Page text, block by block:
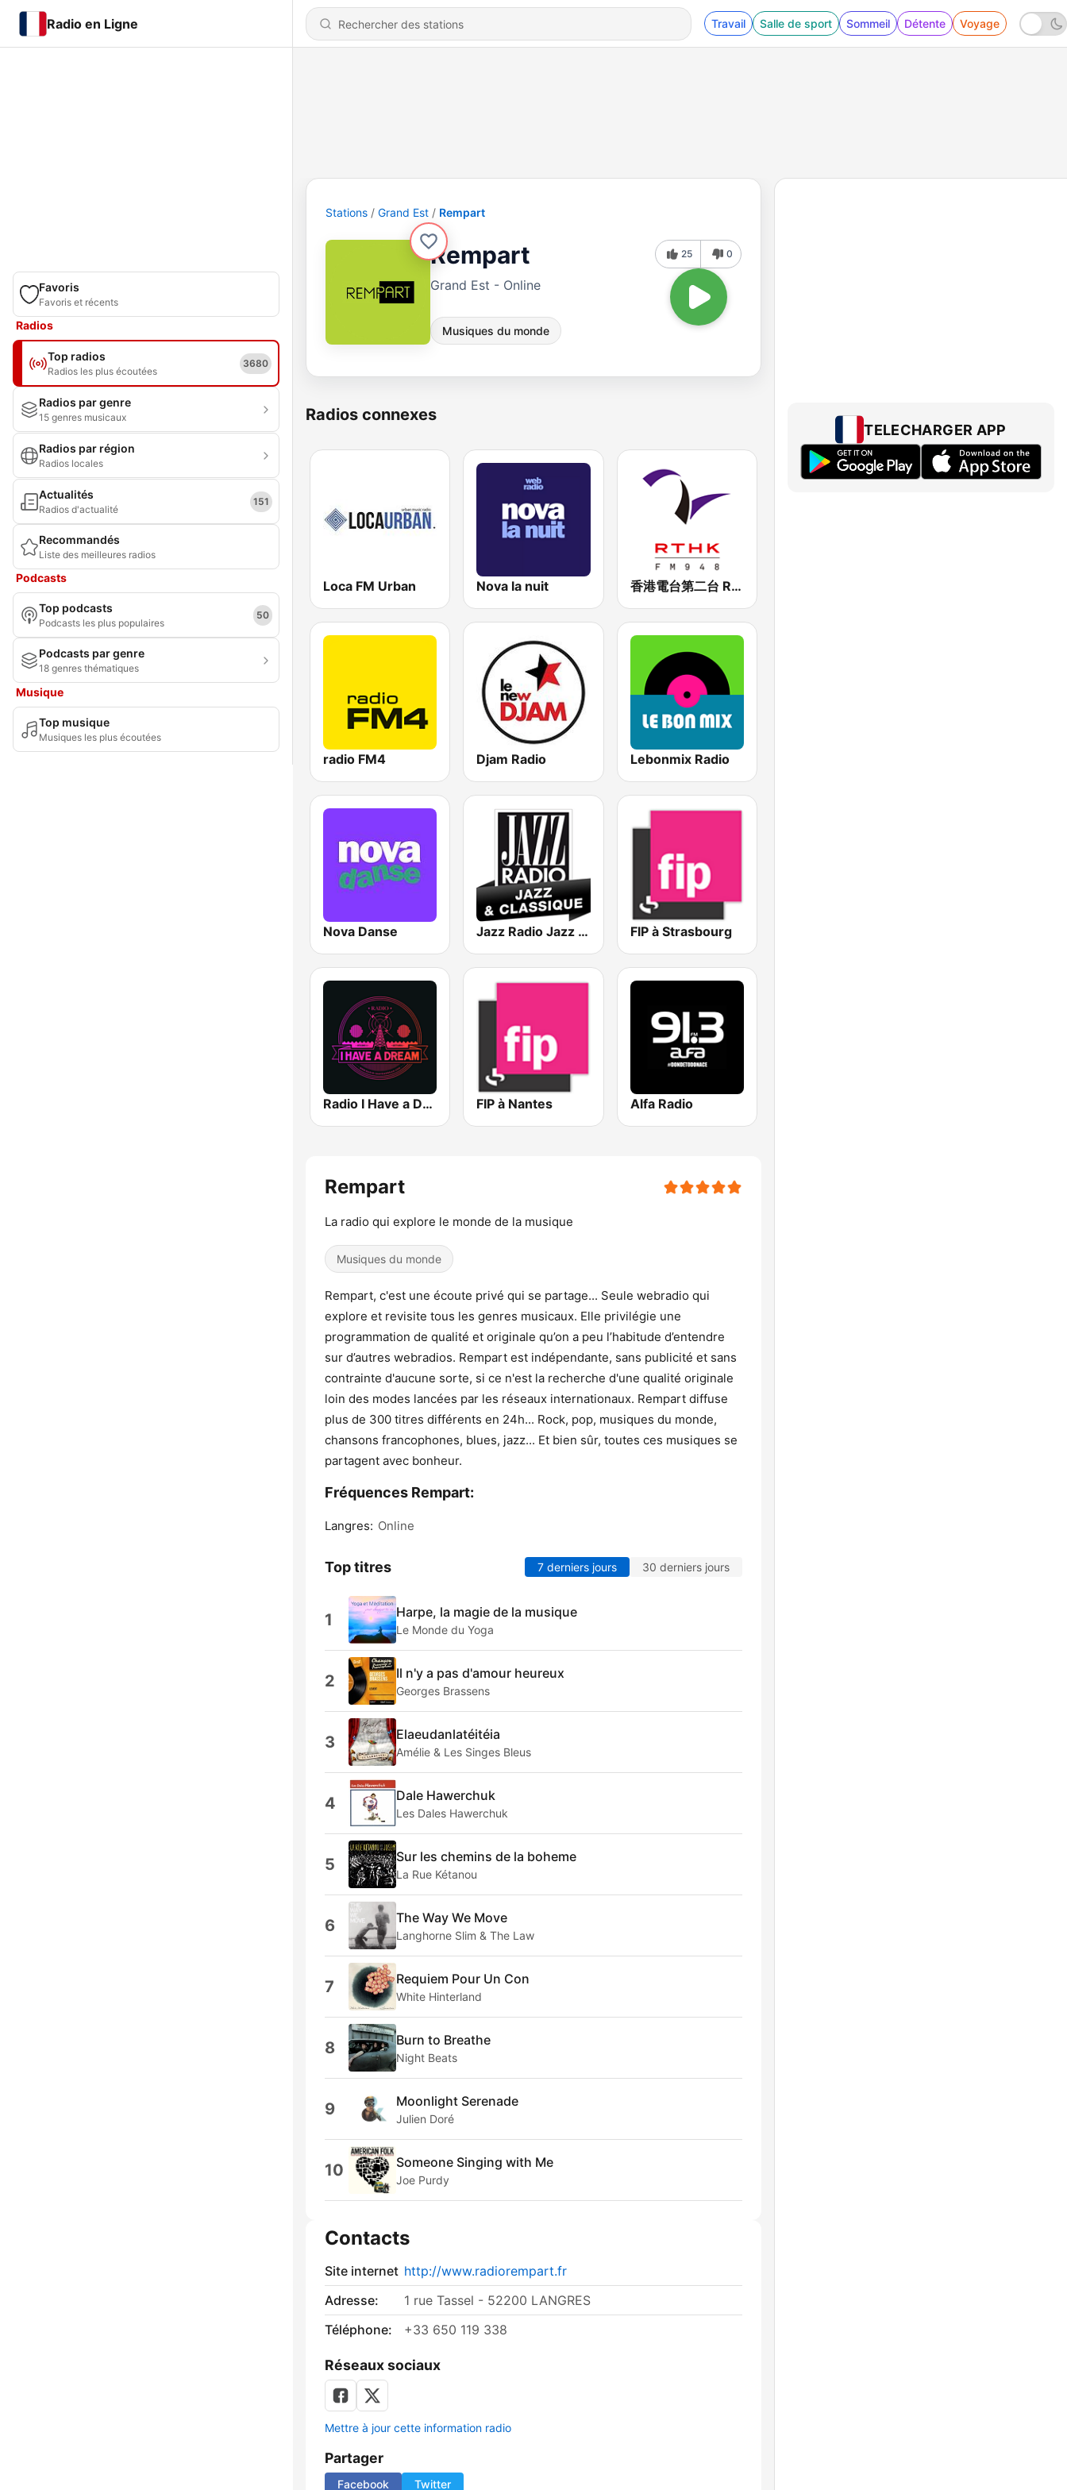
Radio en Ligne Travail Salle de sport Sommeil Détente Voyage
Favoris
Favoris et récents
Radios
Top radios
Radios les plus écoutées
3680
Radios par genre
15 genres musicaux
Radios par région
Radios locales
Actualités
Radios d'actualité
151
Recommandés
Liste des meilleures radios
Podcasts
Top podcasts
Podcasts les plus populaires
50
Podcasts par genre
18 genres thématiques
Musique
Top musique
Musiques les plus écoutées
Stations Grand Est Rempart
Rempart
Grand Est - Online
Musiques du monde
25 0
Radios connexes
Loca FM Urban Nova la nuit 香港電台第二台 RTHK Radio 2
radio FM4 Djam Radio Lebonmix Radio
Nova Danse Jazz Radio Jazz & Classique FIP à Strasbourg
Radio I Have a Dream FIP à Nantes Alfa Radio
Rempart
La radio qui explore le monde de la musique
Musiques du monde
Rempart, c'est une écoute privé qui se partage... Seule webradio qui
explore et revisite tous les genres musicaux. Elle privilégie une
programmation de qualité et originale qu’on a peu l’habitude d’entendre
sur d’autres webradios. Rempart est indépendante, sans publicité et sans
contrainte d'aucune sorte, si ce n'est la recherche d'une qualité originale
loin des modes lancées par les réseaux internationaux. Rempart diffuse
plus de 300 titres différents en 24h... Rock, pop, musiques du monde,
chansons francophones, blues, jazz... Et bien sûr, toutes ces musiques se
partagent avec bonheur.
Fréquences Rempart:
Langres: Online
Top titres 7 derniers jours 30 derniers jours
1 Harpe, la magie de la musique
Le Monde du Yoga
2 Il n'y a pas d'amour heureux
Georges Brassens
3 Elaeudanlatéitéia
Amélie & Les Singes Bleus
4 Dale Hawerchuk
Les Dales Hawerchuk
5 Sur les chemins de la boheme
La Rue Kétanou
6 The Way We Move
Langhorne Slim & The Law
7 Requiem Pour Un Con
White Hinterland
8 Burn to Breathe
Night Beats
9 Moonlight Serenade
Julien Doré
10 Someone Singing with Me
Joe Purdy
Contacts
Site internet http://www.radiorempart.fr
Adresse:
1 rue Tassel - 52200 LANGRES
Téléphone:
+33 650 119 338
Réseaux sociaux
Mettre à jour cette information radio
Partager
Facebook Twitter
TELECHARGER APP